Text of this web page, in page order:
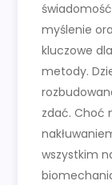
myślenie
kluczowe
metody.
zdać. Choć
wszystkim